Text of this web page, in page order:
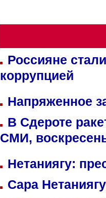
Россияне
коррупцией
Напряженное
В Сдероте
СМИ,
Нетаниягу:
Сара